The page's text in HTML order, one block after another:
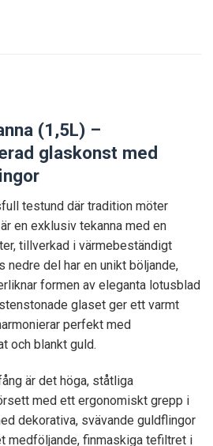
(1,5L) –
glaskonst med
testund där tradition möter
en exklusiv tekanna med en
tillverkad i värmebeständigt
nedre del har en unikt böljande,
formen av eleganta lotusblad
glaset ger ett varmt
perfekt med
och blankt guld.
är det höga, ståtliga
med ett ergonomiskt grepp i
dekorativa, svävande guldflingor
medföljande, finmaskiga tefiltret i